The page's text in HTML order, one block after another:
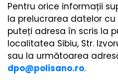
Pentru orice informații
la prelucrarea datelor
puteți adresa în scris la
localitatea Sibiu, Str.
sau la următoarea
dpo@polisano.ro.